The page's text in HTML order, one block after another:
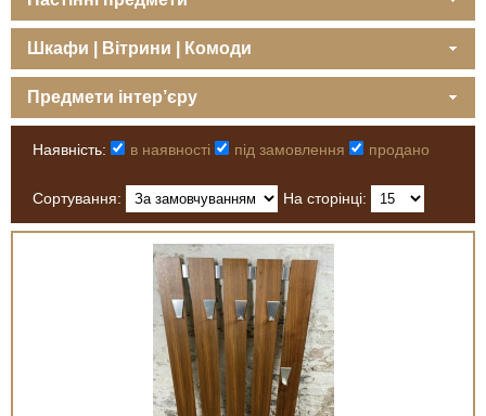
Шкафи | Вітрини | Комоди
Предмети інтер’єру
Наявність: в наявності під замовлення продано
Сортування: На сторінці: